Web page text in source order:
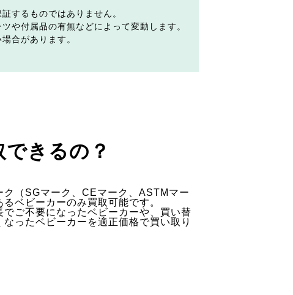
するものではありません。
や付属品の有無などによって変動します。
合があります。
きるの？
ク（SGマーク、CEマーク、ASTMマー
るベビーカーのみ買取可能です。
でご不要になったベビーカーや、買い替
なったベビーカーを適正価格で買い取り